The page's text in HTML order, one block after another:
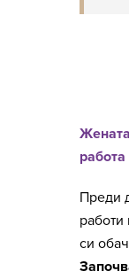
работа
Преди
си